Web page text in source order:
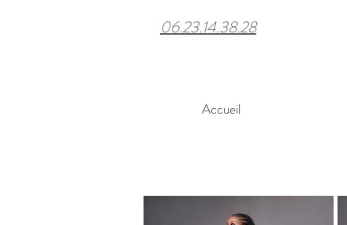
06.23.14.38.28
Accueil